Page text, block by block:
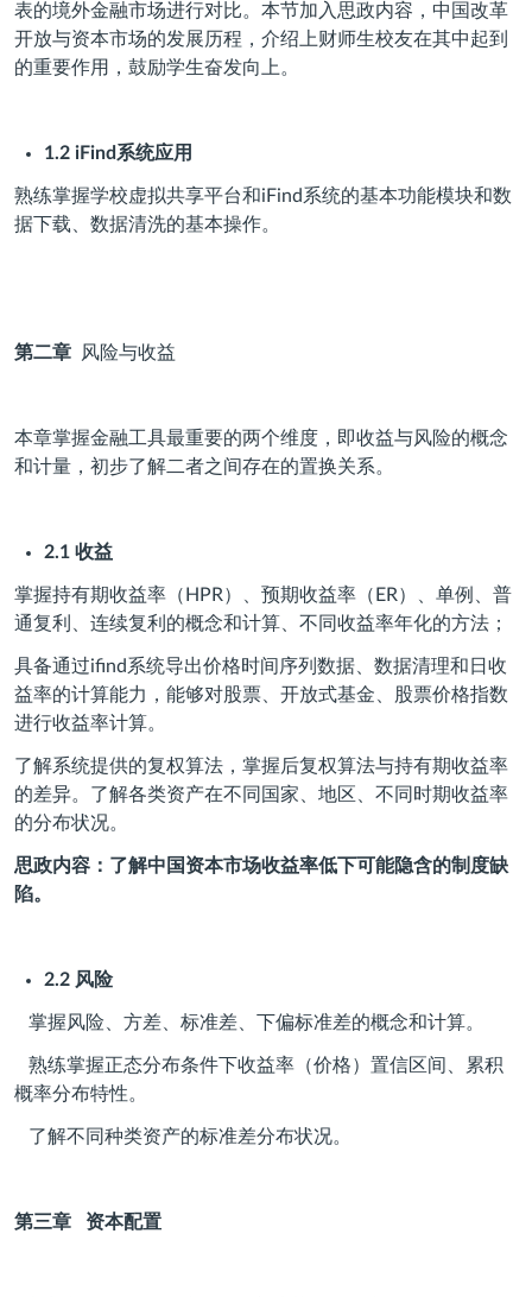
表的境外金融市场进行对比。本节加入思政内容，中国改革
开放与资本市场的发展历程，介绍上财师生校友在其中起到
的重要作用，鼓励学生奋发向上。
1.2 iFind 系统应用
熟练掌握学校虚拟共享平台和iFind系统的基本功能模块和数
据下载、数据清洗的基本操作。
第二章 风险与收益
本章掌握金融工具最重要的两个维度，即收益与风险的概念
和计量，初步了解二者之间存在的置换关系。
2.1 收益
掌握持有期收益率（HPR）、预期收益率（ER）、单例、普
通复利、连续复利的概念和计算、不同收益率年化的方法；
具备通过ifind系统导出价格时间序列数据、数据清理和日收
益率的计算能力，能够对股票、开放式基金、股票价格指数
进行收益率计算。
了解系统提供的复权算法，掌握后复权算法与持有期收益率
的差异。了解各类资产在不同国家、地区、不同时期收益率
的分布状况。
思政内容：了解中国资本市场收益率低下可能隐含的制度缺
陷。
2.2 风险
掌握风险、方差、标准差、下偏标准差的概念和计算。
熟练掌握正态分布条件下收益率（价格）置信区间、累积
概率分布特性。
了解不同种类资产的标准差分布状况。
第三章 资本配置